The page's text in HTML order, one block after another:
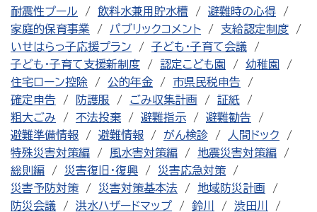
耐震性プール
飲料水兼用貯水槽
避難時の心得
家庭的保育事業
パブリックコメント
支給認定制度
いせはらっ子応援プラン
子ども・子育て会議
子ども・子育て支援新制度
認定こども園
幼稚園
住宅ローン控除
公的年金
市県民税申告
確定申告
防護服 ごみ収集計画
証紙
粗大ごみ
不法投棄 避難指示
避難勧告
避難準備情報
避難情報 がん検診
人間ドック
特殊災害対策編
風水害対策編
地震災害対策編
総則編
災害復旧・復興
災害応急対策
災害予防対策
災害対策基本法
地域防災計画
防災会議
洪水ハザードマップ 鈴川
渋田川